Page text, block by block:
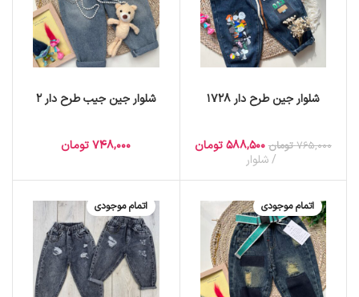
شلوار جین طرح دار 1728
765,000 تومان 588,500 تومان
شلوار
شلوار جین جیب طرح دار 2
748,000 تومان
اتمام موجودی اتمام موجودی